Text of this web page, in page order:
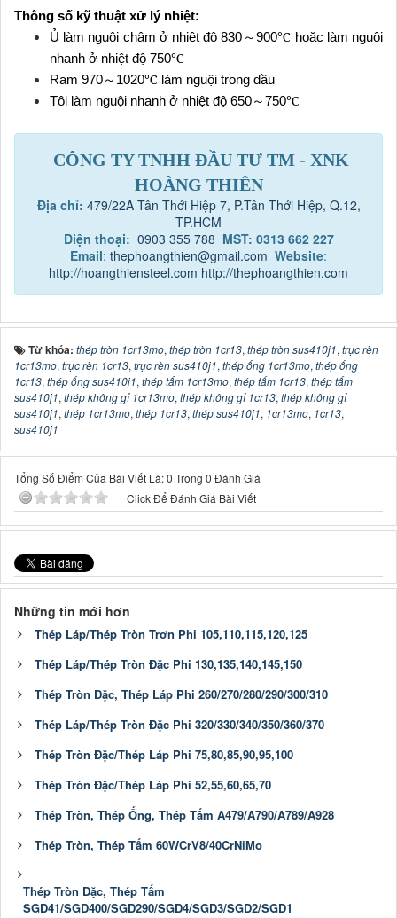
Thông số kỹ thuật xử lý nhiệt:
Ủ làm nguội chậm ở nhiệt độ 830 ～900℃ hoặc làm nguội
nhanh ở nhiệt độ 750℃
Ram 970～ 1020℃ làm nguội trong dầu
Tôi làm nguội nhanh ở nhiệt độ 650～750℃
CÔNG TY TNHH ĐẦU TƯ TM - XNK
HOÀNG THIÊN
Địa chỉ: 479/22A Tân Thới Hiệp 7, P.Tân Thới Hiệp, Q.12,
TP.HCM
Điện thoại: 0903 355 788 MST: 0313 662 227
Email: thephoangthien@gmail.com Website:
http://hoangthiensteel.com http://thephoangthien.com
Từ khóa: thép tròn 1cr13mo, thép tròn 1cr13, thép tròn sus410j1, trục rèn
1cr13mo, trục rèn 1cr13, trục rèn sus410j1, thép ống 1cr13mo, thép ống
1cr13, thép ống sus410j1, thép tấm 1cr13mo, thép tấm 1cr13, thép tấm
sus410j1, thép không gỉ 1cr13mo, thép không gỉ 1cr13, thép không gỉ
sus410j1, thép 1cr13mo, thép 1cr13, thép sus410j1, 1cr13mo, 1cr13,
sus410j1
Tổng Số Điểm Của Bài Viết Là: 0 Trong 0 Đánh Giá
Click Để Đánh Giá Bài Viết
Những tin mới hơn
Thép Láp/Thép Tròn Trơn Phi 105,110,115,120,125
Thép Láp/Thép Tròn Đặc Phi 130,135,140,145,150
Thép Tròn Đặc, Thép Láp Phi 260/270/280/290/300/310
Thép Láp/Thép Tròn Đặc Phi 320/330/340/350/360/370
Thép Tròn Đặc/Thép Láp Phi 75,80,85,90,95,100
Thép Tròn Đặc/Thép Láp Phi 52,55,60,65,70
Thép Tròn, Thép Ống, Thép Tấm A479/A790/A789/A928
Thép Tròn, Thép Tấm 60WCrV8/40CrNiMo
Thép Tròn Đặc, Thép Tấm
SGD41/SGD400/SGD290/SGD4/SGD3/SGD2/SGD1